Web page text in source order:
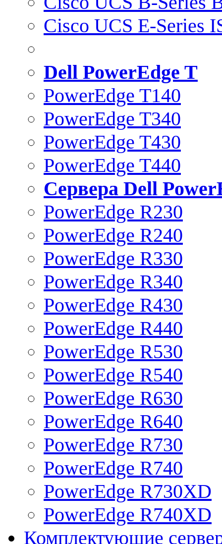
Cisco UCS E-Series
Dell PowerEdge T
PowerEdge T140
PowerEdge T340
PowerEdge T430
PowerEdge T440
Сервера Dell
PowerEdge R230
PowerEdge R240
PowerEdge R330
PowerEdge R340
PowerEdge R430
PowerEdge R440
PowerEdge R530
PowerEdge R540
PowerEdge R630
PowerEdge R640
PowerEdge R730
PowerEdge R740
PowerEdge R730XD
PowerEdge R740XD
Комплектующие